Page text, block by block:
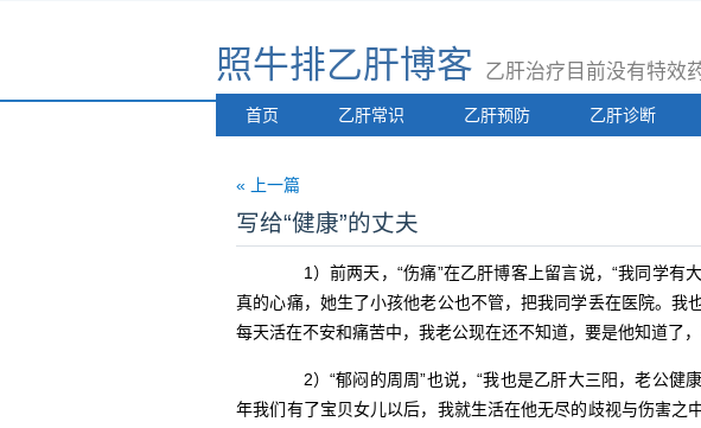
照牛排乙肝博客 乙肝治疗目前没有特效
首页 乙肝常识 乙肝预防 乙肝诊断
« 上一篇
写给“健康”的丈夫
1）前两天，“伤痛”在乙肝博客上留言说，“我同学有
真的心痛，她生了小孩他老公也不管，把我同学丢在医院。我
每天活在不安和痛苦中，我老公现在还不知道，要是他知道了
2）“郁闷的周周”也说，“我也是乙肝大三阳，老公健
年我们有了宝贝女儿以后，我就生活在他无尽的歧视与伤害之